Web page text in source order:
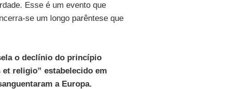
Esse é um evento que
se um longo parêntese que
o declínio do princípio
religio” estabelecido em
a Europa.